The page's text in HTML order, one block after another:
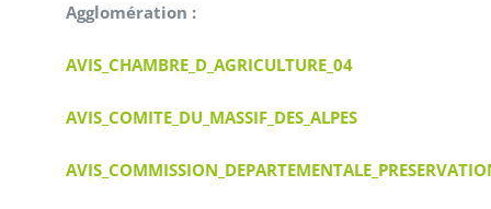
Agglomération :
AVIS_CHAMBRE_D_AGRICULTURE_04
AVIS_COMITE_DU_MASSIF_DES_ALPES